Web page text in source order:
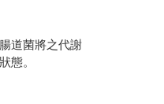
道菌將之代謝
態。